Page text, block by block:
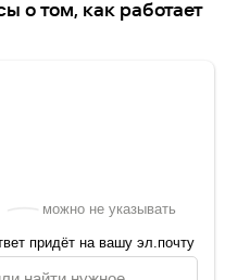
о том, как работает
можно не указывать
придёт на вашу эл.почту